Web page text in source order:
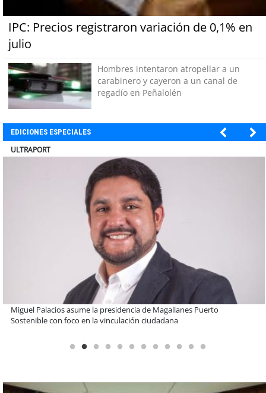
IPC: Precios registraron variación de 0,1% en
julio
Hombres intentaron atropellar a un
carabinero y cayeron a un canal de
regadío en Peñalolén
EDICIONES ESPECIALES
BANCO DE CHILE
Educación y colaboración público-privada se toman La Araucanía:
encuentro reunió a líderes para abordar las brechas y oportunidades